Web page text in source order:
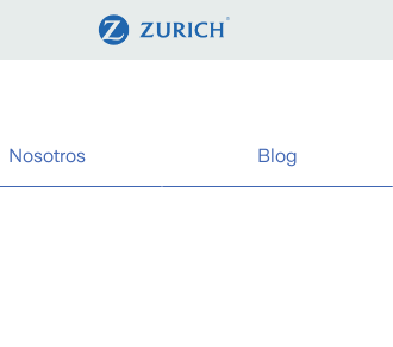
Nosotros Blog